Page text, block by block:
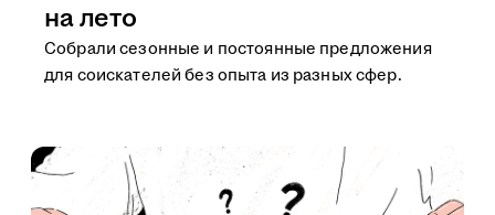
на лето
Собрали сезонные и постоянные предложения
для соискателей без опыта из разных сфер.